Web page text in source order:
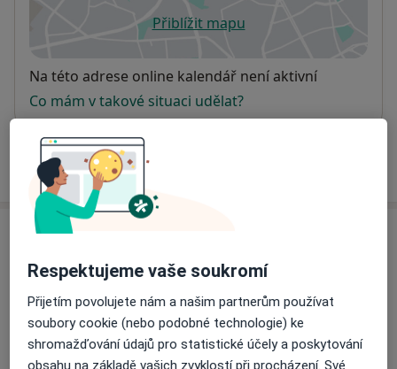
Přiblížit mapuse otevře v nové záložce
Dostupnost
Na této adrese online kalendář není aktivní
Co mám v takové situaci udělat?
Názory
Přidejte svůj názor
9 názorů
Respektujeme vaše soukromí
Přijetím povolujete nám a našim partnerům používat
soubory cookie (nebo podobné technologie) ke
shromažďování údajů pro statistické účely a poskytování
obsahu na základě vašich zvyklostí při procházení. Své